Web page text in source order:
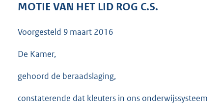
K
MOTIE VAN HET LID ROG C.S.
Voorgesteld 9 maart 2016
De Kamer,
gehoord de beraadslaging,
constaterende dat kleuters in ons onderwijssysteem